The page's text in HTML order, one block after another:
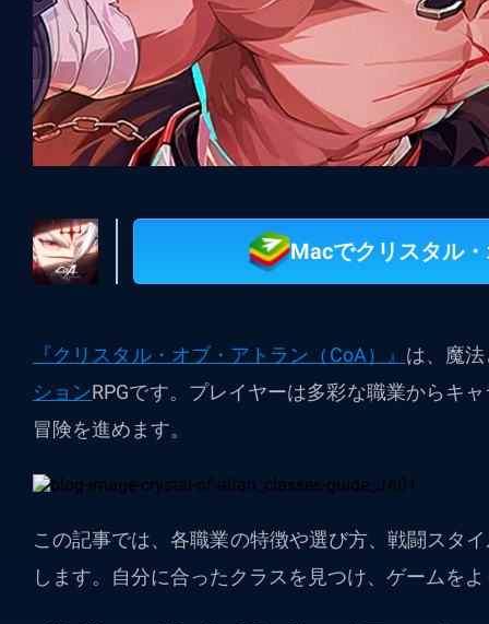
Macでクリスタル
『クリスタル・オブ・アトラン（CoA）』 は、魔
ションRPGです。プレイヤーは多彩な職業からキ
冒険を進めます。
この記事では、各職業の特徴や選び方、戦闘スタ
します。自分に合ったクラスを見つけ、ゲームを